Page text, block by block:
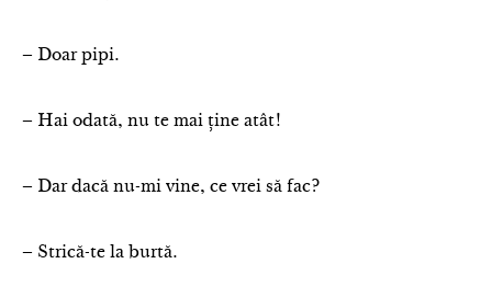
– Doar pipi.
– Hai odată, nu te mai ține atât!
– Dar dacă nu-mi vine, ce vrei să fac?
– Strică-te la burtă.